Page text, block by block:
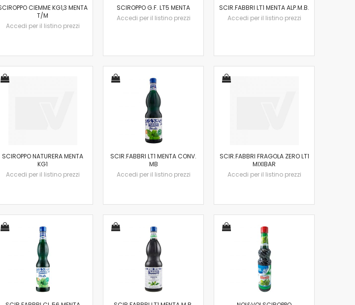
CIEMME KG1,3 MENTA
T/M
Accedi per il listino prezzi
SCIROPPO G.F. LT5 MENTA
Accedi per il listino prezzi
SCIR.FABBRI LT1 MENTA ALP.M.B.
Accedi per il listino prezzi
SCIROPPO NATURERA MENTA
KG1
Accedi per il listino prezzi
SCIR.FABBRI LT1 MENTA CONV.
MB
Accedi per il listino prezzi
SCIR.FABBRI FRAGOLA ZERO LT1
MIXIBAR
Accedi per il listino prezzi